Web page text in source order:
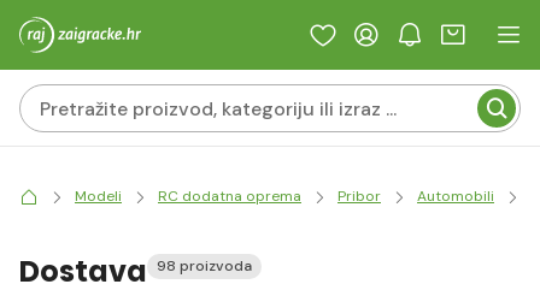
Modeli RC dodatna oprema Pribor Automobili
Dostava 98 proizvoda